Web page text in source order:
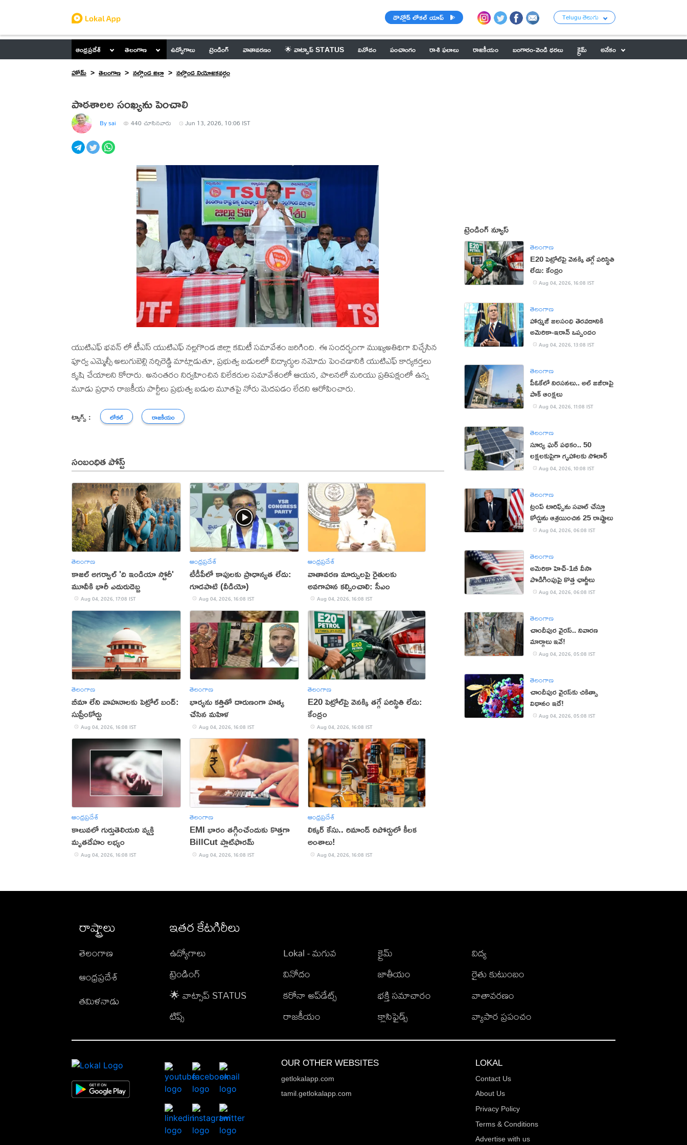
డౌన్లోడ్ లోకల్ యాప్ Telugu తెలుగు
ఆంధ్రప్రదేశ్ తెలంగాణ ఉద్యోగాలు ట్రెండింగ్ వాతావరణం 🌟 వాట్సాప్ STATUS వినోదం పంచాంగం రాశి ఫలాలు రాజకీయం బంగారం-వెండి ధరలు క్రైమ్
అనేకం
హోమ్
తెలంగాణ నల్గొండ జిల్లా నల్గొండ నియోజకవర్గం
పాఠశాలల సంఖ్యను పెంచాలి
By sai 440 చూసినవారు Jun 13, 2026, 10:06 IST
యుటిఎఫ్ భవన్ లో టీఎస్ యుటిఎఫ్ నల్లగొండ జిల్లా కమిటీ సమావేశం జరిగింది. ఈ సందర్భంగా ముఖ్యఅతిథిగా విచ్చేసిన
పూర్వ ఎమ్మెల్సీ అలుగుబెల్లి నర్సిరెడ్డి మాట్లాడుతూ, ప్రభుత్వ బడులలో విద్యార్థుల నమోదు పెంచడానికి యుటిఎఫ్ కార్యకర్తలు
కృషి చేయాలని కోరారు. అనంతరం నిర్వహించిన విలేకరుల సమావేశంలో ఆయన, పాలనలో మరియు ప్రతిపక్షంలో ఉన్న
మూడు ప్రధాన రాజకీయ పార్టీలు ప్రభుత్వ బడుల మూతపై నోరు మెదపడం లేదని ఆరోపించారు.
ట్యాగ్స్ : లోకల్ రాజకీయం
సంబంధిత పోస్ట్
తెలంగాణ
కాజల్ అగర్వాల్ 'ది ఇండియా స్టోరీ'
మూవీకి భారీ ఎదురుదెబ్బ
Aug 04, 2026, 17:08 IST
ఆంధ్రప్రదేశ్
టీడీపీలో కాపులకు ప్రాధాన్యత లేదు:
గూడపాటి (వీడియో)
Aug 04, 2026, 16:08 IST
ఆంధ్రప్రదేశ్
వాతావరణ మార్పులపై రైతులకు
అవగాహన కల్పించాలి: సీఎం
Aug 04, 2026, 16:08 IST
తెలంగాణ
బీమా లేని వాహనాలకు పెట్రోల్ బంద్:
సుప్రీంకోర్టు
Aug 04, 2026, 16:08 IST
తెలంగాణ
భార్యను కత్తితో దారుణంగా హత్య
చేసిన మహిళ
Aug 04, 2026, 16:08 IST
తెలంగాణ
E20 పెట్రోల్‌పై వెనక్కి తగ్గే పరిస్థితి లేదు:
కేంద్రం
Aug 04, 2026, 16:08 IST
ఆంధ్రప్రదేశ్
కాలువలో గుర్తుతెలియని వ్యక్తి
మృతదేహం లభ్యం
Aug 04, 2026, 16:08 IST
తెలంగాణ
EMI భారం తగ్గించేందుకు కొత్తగా
BillCut ప్లాట్‌ఫారమ్
Aug 04, 2026, 16:08 IST
ఆంధ్రప్రదేశ్
లిక్కర్ కేసు.. రిమాండ్​ రిపోర్టులో కీలక
అంశాలు!
Aug 04, 2026, 16:08 IST
ట్రెండింగ్ న్యూస్
తెలంగాణ
E20 పెట్రోల్‌పై వెనక్కి తగ్గే పరిస్థితి
లేదు: కేంద్రం
Aug 04, 2026, 16:08 IST
తెలంగాణ
హార్ముజ్ జలసంధి తెరవడానికి
అమెరికా-ఇరాన్ ఒప్పందం
Aug 04, 2026, 13:08 IST
తెలంగాణ
పీఓకేలో నిరసనలు.. అల్ జజీరాపై
పాక్ ఆంక్షలు
Aug 04, 2026, 11:08 IST
తెలంగాణ
సూర్య ఘర్ పథకం.. 50
లక్షలకుపైగా గృహాలకు సోలార్
Aug 04, 2026, 10:08 IST
తెలంగాణ
ట్రంప్ టారిఫ్స్‌ను స‌వాల్ చేస్తూ
కోర్టును ఆశ్ర‌యించిన 25 రాష్ట్రాలు
Aug 04, 2026, 06:08 IST
తెలంగాణ
అమెరికా హెచ్-1బీ వీసా
పొడిగింపుపై కొత్త ఛార్జీలు
Aug 04, 2026, 06:08 IST
తెలంగాణ
చాందీపుర వైరస్.. నివారణ
మార్గాలు ఇవే!
Aug 04, 2026, 05:08 IST
తెలంగాణ
చాందీపుర వైరస్‌కు చికిత్సా
విధానం ఇదే!
Aug 04, 2026, 05:08 IST
రాష్ట్రాలు
తెలంగాణ
ఆంధ్రప్రదేశ్
తమిళనాడు
ఇతర కేటగిరీలు
ఉద్యోగాలు
ట్రెండింగ్
🌟 వాట్సాప్ STATUS
టిప్స్
Lokal - మగువ
వినోదం
కరోనా అప్‌డేట్స్
రాజకీయం
క్రైమ్
జాతీయం
భక్తి సమాచారం
క్లాసిఫైడ్స్
విద్య
రైతు కుటుంబం
వాతావరణం
వ్యాపార ప్రపంచం
OUR OTHER WEBSITES
getlokalapp.com
tamil.getlokalapp.com
LOKAL
Contact Us
About Us
Privacy Policy
Terms & Conditions
Advertise with us